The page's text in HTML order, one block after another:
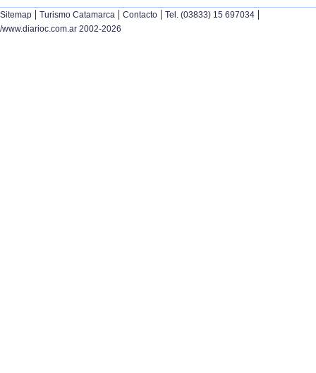
Sitemap | Turismo Catamarca | Contacto | Tel. (03833) 15 697034 |
/www.diarioc.com.ar 2002-2026